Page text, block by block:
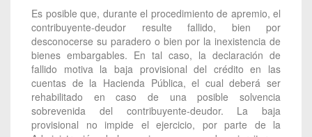
Es posible que, durante el procedimiento de apremio, el
contribuyente-deudor resulte fallido, bien por
desconocerse su paradero o bien por la inexistencia de
bienes embargables. En tal caso, la declaración de
fallido motiva la baja provisional del crédito en las
cuentas de la Hacienda Pública, el cual deberá ser
rehabilitado en caso de una posible solvencia
sobrevenida del contribuyente-deudor. La baja
provisional no impide el ejercicio, por parte de la